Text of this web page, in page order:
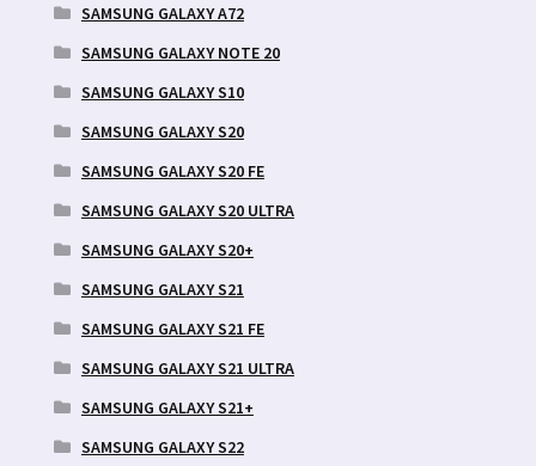
SAMSUNG GALAXY A72
SAMSUNG GALAXY NOTE 20
SAMSUNG GALAXY S10
SAMSUNG GALAXY S20
SAMSUNG GALAXY S20 FE
SAMSUNG GALAXY S20 ULTRA
SAMSUNG GALAXY S20+
SAMSUNG GALAXY S21
SAMSUNG GALAXY S21 FE
SAMSUNG GALAXY S21 ULTRA
SAMSUNG GALAXY S21+
SAMSUNG GALAXY S22